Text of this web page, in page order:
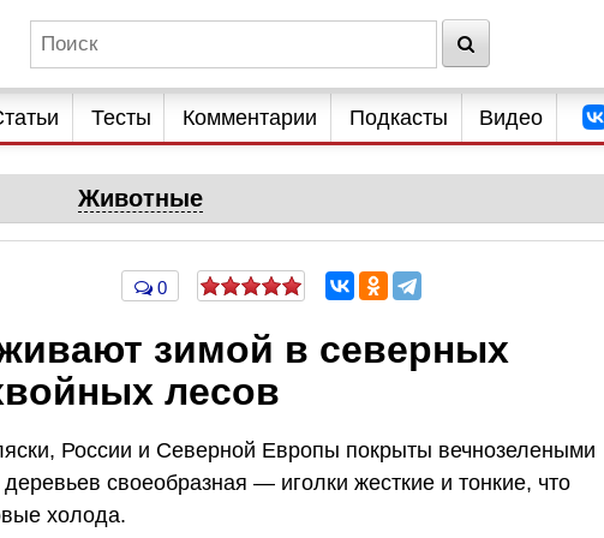
Тесты Комментарии Подкасты Видео
Животные
0
зимой в северных
лесов
России и Северной Европы покрыты вечнозелеными
своеобразная — иголки жесткие и тонкие, что
холода.